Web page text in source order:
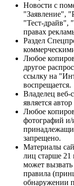
Новости с
"Заявление",
"Тест-драйв",
правах
Раздел
Любое
другое
ссылку на
воспрещается.
Владелец веб-
является
Любое
фотографий и/
запрещено.
Материалы
лиц старше 21
может
правила
обнаружении